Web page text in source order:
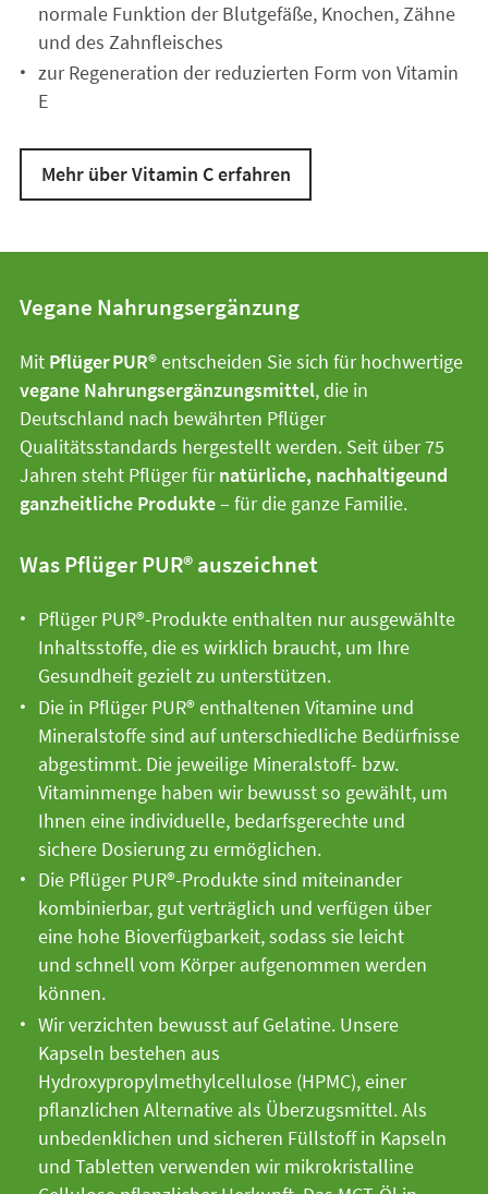
normale Funktion der Blutgefäße, Knochen, Zähne
und des Zahnfleisches
zur Regeneration der reduzierten Form von Vitamin
E
Mehr über Vitamin C erfahren
Vegane Nahrungsergänzung
Mit Pflüger PUR®entscheiden Sie sich für hochwertige
vegane Nahrungsergänzungsmittel, die in
Deutschland nach bewährten Pflüger
Qualitätsstandards hergestellt werden. Seit über 75
Jahren steht Pflüger fürnatürliche, nachhaltigeund
ganzheitliche Produkte– für die ganze Familie.
Was Pflüger PUR®auszeichnet
Pflüger PUR®-Produkte enthalten nur ausgewählte
Inhaltsstoffe, die es wirklich braucht, um Ihre
Gesundheit gezielt zu unterstützen.
Die in Pflüger PUR® enthaltenen Vitamine und
Mineralstoffe sind auf unterschiedliche Bedürfnisse
abgestimmt. Die jeweilige Mineralstoff- bzw.
Vitaminmenge haben wir bewusst so gewählt, um
Ihnen eine individuelle, bedarfsgerechte und
sichere Dosierung zu ermöglichen.
Die Pflüger PUR®-Produkte sind miteinander
kombinierbar, gut verträglich und verfügen über
eine hohe Bioverfügbarkeit, sodass sie leicht
und schnell vom Körper aufgenommen werden
können.
Wir verzichten bewusst auf Gelatine. Unsere
Kapseln bestehen aus
Hydroxypropylmethylcellulose (HPMC), einer
pflanzlichen Alternative als Überzugsmittel. Als
unbedenklichen und sicheren Füllstoff in Kapseln
und Tabletten verwenden wir mikrokristalline